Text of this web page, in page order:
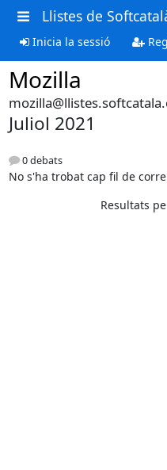
Llistes de
Inicia la sessió
Mozilla
Juliol 2021
0 debats
No s'ha trobat cap fil de
Resultats